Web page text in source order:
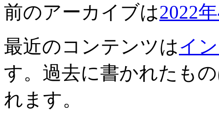
前のアーカイブは2022
最近のコンテンツはイ
す。過去に書かれたも
れます。